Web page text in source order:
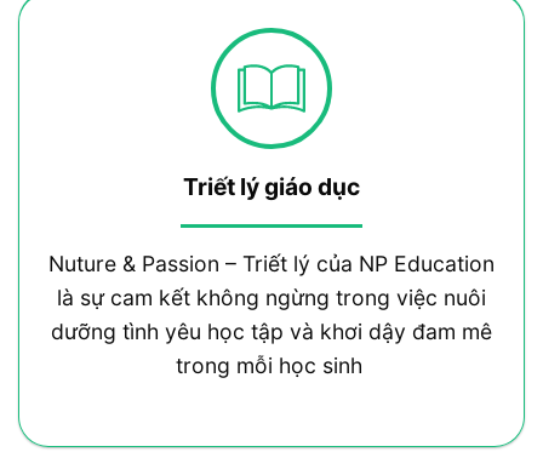
Triết lý giáo dục
Nuture & Passion – Triết lý của NP Education
là sự cam kết không ngừng trong việc nuôi
dưỡng tình yêu học tập và khơi dậy đam mê
trong mỗi học sinh